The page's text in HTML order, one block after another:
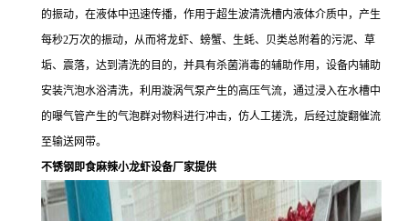
的振动，在液体中迅速传播，作用于超生波清洗槽内液体介质中，产生
每秒2万次的振动，从而将龙虾、螃蟹、生蚝、贝类总附着的污泥、草
垢、震落，达到清洗的目的，并具有杀菌消毒的辅助作用，设备内辅助
安装汽泡水浴清洗，利用漩涡气泵产生的高压气流，通过浸入在水槽中
的曝气管产生的气泡群对物料进行冲击，仿人工搓洗，后经过旋翻催流
至输送网带。
不锈钢即食麻辣小龙虾设备厂家提供